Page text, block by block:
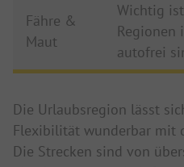
Fähre &
Maut
Wichtig
Regionen
autofrei
Die Urlaubsregion lässt
Flexibilität wunderbar mit
Die Strecken sind von